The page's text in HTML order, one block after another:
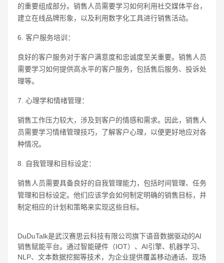
的重要组成部分。销售人员需要学习如何利用社交媒体平台，
建立在线品牌形象，以及利用数字化工具进行销售活动。
6. 客户服务培训：
良好的客户服务对于客户满意度和忠诚度至关重要。销售人员
需要学习如何提供高水平的客户服务，包括售后服务、投诉处
理等。
7. 心理学和情绪管理：
销售工作压力较大，涉及到客户的情感和需求。因此，销售人
员需要学习情绪管理技巧，了解客户心理，以便更好地应对各
种情况。
8. 自我管理和目标设定：
销售人员需要具备良好的自我管理能力，包括时间管理、任务
管理和目标设定。他们应该学会如何制定明确的销售目标，并
制定相应的计划和策略来实现这些目标。
DuDuTalk是武汉赛思云科技有限公司旗下语音数据驱动的AI
销售赋能平台。通过智能硬件（IOT）、AI引擎、机器学习、
NLP、文本数据挖掘等技术，为企业提供覆盖移动通话、现场